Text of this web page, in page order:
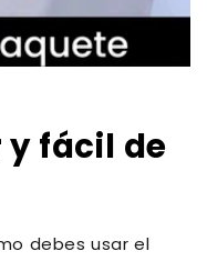
y fácil de
debes usar el